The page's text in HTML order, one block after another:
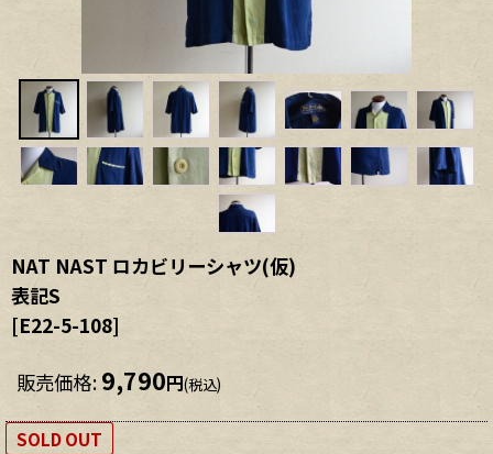
NAT NAST ロカビリーシャツ(仮)
表記S
[E22-5-108]
販売価格: 9,790円(税込)
SOLD OUT